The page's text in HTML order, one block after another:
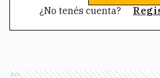
¿No tenés cuenta?
Ads